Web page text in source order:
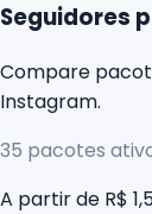
Seguidores
Compare
Instagram.
35 pacotes
A partir de R$